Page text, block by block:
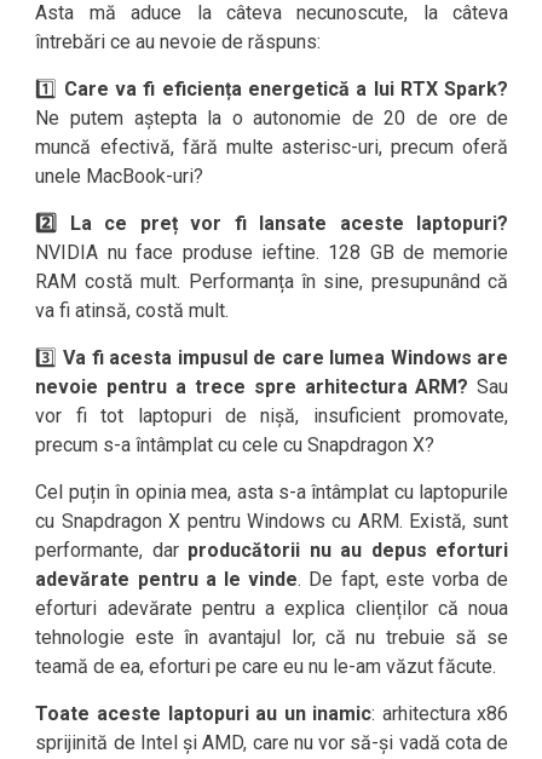
Asta mă aduce la câteva necunoscute, la câteva
întrebări ce au nevoie de răspuns:
1️⃣ Care va fi eficiența energetică a lui RTX Spark?
Ne putem aștepta la o autonomie de 20 de ore de
muncă efectivă, fără multe asterisc-uri, precum oferă
unele MacBook-uri?
2️⃣ La ce preț vor fi lansate aceste laptopuri?
NVIDIA nu face produse ieftine. 128 GB de memorie
RAM costă mult. Performanța în sine, presupunând că
va fi atinsă, costă mult.
3️⃣Va fi acesta impusul de care lumea Windows are
nevoie pentru a trece spre arhitectura ARM? Sau
vor fi tot laptopuri de nișă, insuficient promovate,
precum s-a întâmplat cu cele cu Snapdragon X?
Cel puțin în opinia mea, asta s-a întâmplat cu laptopurile
cu Snapdragon X pentru Windows cu ARM. Există, sunt
performante, dar producătorii nu au depus eforturi
adevărate pentru a le vinde. De fapt, este vorba de
eforturi adevărate pentru a explica clienților că noua
tehnologie este în avantajul lor, că nu trebuie să se
teamă de ea, eforturi pe care eu nu le-am văzut făcute.
Toate aceste laptopuri au un inamic: arhitectura x86
sprijinită de Intel și AMD, care nu vor să-și vadă cota de